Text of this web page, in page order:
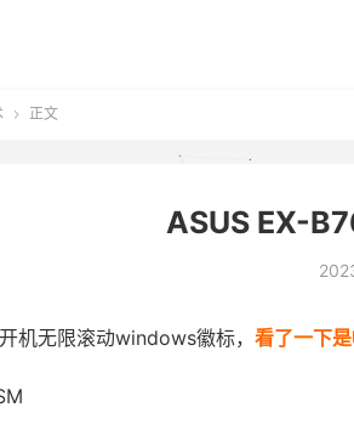
 正文
ASUS EX-
机无限滚动windows徽标， 看了一下